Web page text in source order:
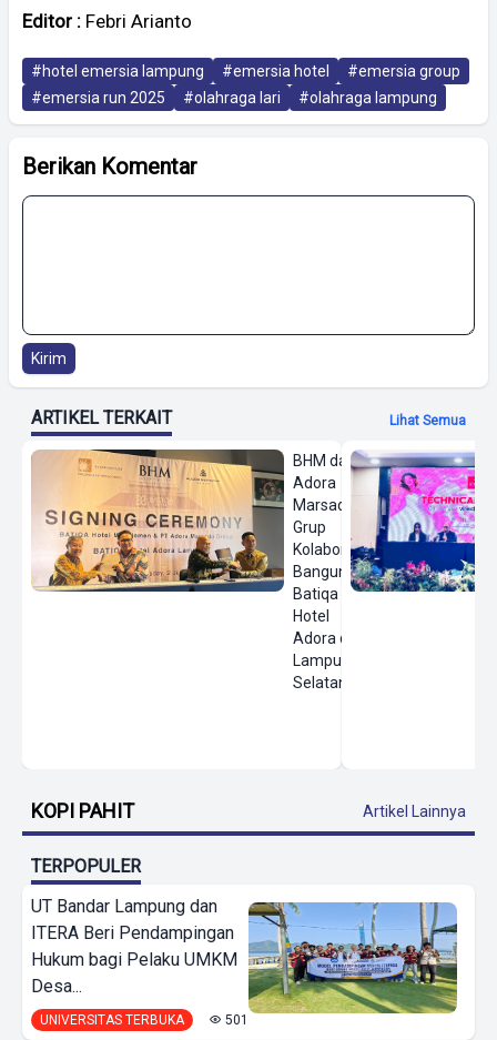
Editor : Febri Arianto
#hotel emersia lampung #emersia hotel
#emersia group
#emersia run 2025
#olahraga lari #olahraga lampung
Berikan Komentar
Kirim
ARTIKEL TERKAIT Lihat Semua
BHM dan
Adora
Marsada
Grup
Kolaborasi
Bangun
Batiqa
Hotel
Adora di
Lampung
Selatan
KOPI PAHIT Artikel Lainnya
TERPOPULER
UT Bandar Lampung dan
ITERA Beri Pendampingan
Hukum bagi Pelaku UMKM
Desa...
UNIVERSITAS TERBUKA 501